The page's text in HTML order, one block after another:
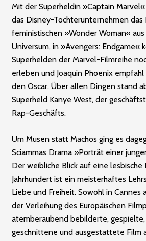
Mit der Superheldin »Captain
das Disney-Tochterunternehmen das
feministischen »Wonder Woman«
Universum, in »Avengers: Endgame«
­Superhelden der Marvel-Filmreihe
erleben und Joaquin Phoenix empfahl
den Oscar. Über allen Dingen stand
Superheld Kanye West, der
Rap-Geschäfts.
Um Musen statt Machos ging es
Sciammas Drama »Porträt einer
Der weibliche Blick auf eine lesbische
Jahrhundert ist ein meisterhaftes
Liebe und Freiheit. Sowohl in Cannes
der Verleihung des Europäischen
atemberaubend bebilderte,
geschnittene und ausgestattete Film